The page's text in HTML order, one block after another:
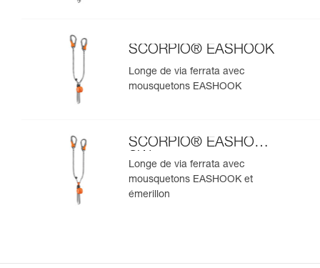
SCORPIO® EASHOOK
Longe de via ferrata avec
mousquetons EASHOOK
SCORPIO® EASHOOK
SW
Longe de via ferrata avec
mousquetons EASHOOK et
émerillon